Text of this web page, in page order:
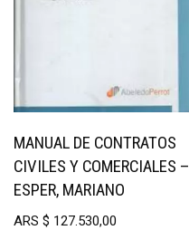
MANUAL DE CONTRATOS
CIVILES Y COMERCIALES –
ESPER, MARIANO
ARS $ 127.530,00